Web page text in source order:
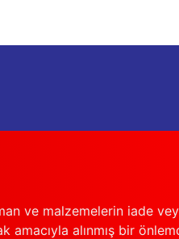
ve malzemelerin iade
alınmış bir